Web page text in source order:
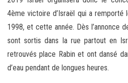
4ème victoire d’Israël qui a remporté
1998, et cette année. Dès l’annonce
sont sortis dans la rue partout en
retrouvés place Rabin et ont dansé
d’eau pendant de longues heures.